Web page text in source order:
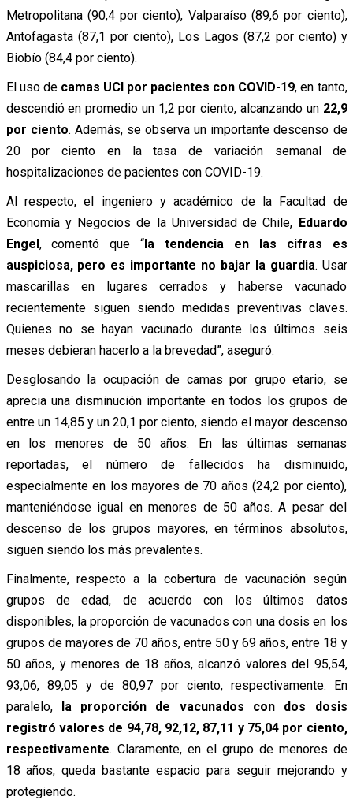
Metropolitana (90,4 por ciento), Valparaíso (89,6 por ciento),
Antofagasta (87,1 por ciento), Los Lagos (87,2 por ciento) y
Biobío (84,4 por ciento).
El uso de camas UCI por pacientes con COVID-19, en tanto,
descendió en promedio un 1,2 por ciento, alcanzando un 22,9
por ciento. Además, se observa un importante descenso de
20 por ciento en la tasa de variación semanal de
hospitalizaciones de pacientes con COVID-19.
Al respecto, el ingeniero y académico de la Facultad de
Economía y Negocios de la Universidad de Chile, Eduardo
Engel, comentó que “la tendencia en las cifras es
auspiciosa, pero es importante no bajar la guardia. Usar
mascarillas en lugares cerrados y haberse vacunado
recientemente siguen siendo medidas preventivas claves.
Quienes no se hayan vacunado durante los últimos seis
meses debieran hacerlo a la brevedad”, aseguró.
Desglosando la ocupación de camas por grupo etario, se
aprecia una disminución importante en todos los grupos de
entre un 14,85 y un 20,1 por ciento, siendo el mayor descenso
en los menores de 50 años. En las últimas semanas
reportadas, el número de fallecidos ha disminuido,
especialmente en los mayores de 70 años (24,2 por ciento),
manteniéndose igual en menores de 50 años. A pesar del
descenso de los grupos mayores, en términos absolutos,
siguen siendo los más prevalentes.
Finalmente, respecto a la cobertura de vacunación según
grupos de edad, de acuerdo con los últimos datos
disponibles, la proporción de vacunados con una dosis en los
grupos de mayores de 70 años, entre 50 y 69 años, entre 18 y
50 años, y menores de 18 años, alcanzó valores del 95,54,
93,06, 89,05 y de 80,97 por ciento, respectivamente. En
paralelo, la proporción de vacunados con dos dosis
registró valores de 94,78, 92,12, 87,11 y 75,04 por ciento,
respectivamente. Claramente, en el grupo de menores de
18 años, queda bastante espacio para seguir mejorando y
protegiendo.